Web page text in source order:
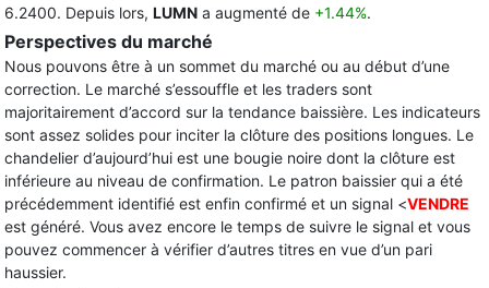
6.2400. Depuis lors, LUMN a augmenté de +1.44%.
Perspectives du marché
Nous pouvons être à un sommet du marché ou au début d’une
correction. Le marché s’essouffle et les traders sont
majoritairement d’accord sur la tendance baissière. Les indicateurs
sont assez solides pour inciter la clôture des positions longues. Le
chandelier d’aujourd’hui est une bougie noire dont la clôture est
inférieure au niveau de confirmation. Le patron baissier qui a été
précédemment identifié est enfin confirmé et un signal <VENDRE
est généré. Vous avez encore le temps de suivre le signal et vous
pouvez commencer à vérifier d’autres titres en vue d’un pari
haussier.